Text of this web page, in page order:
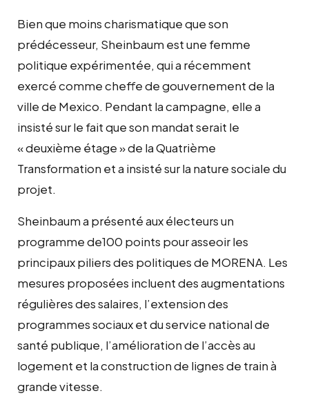
Bien que moins charismatique que son
prédécesseur, Sheinbaum est une femme
politique expérimentée, qui a récemment
exercé comme cheffe de gouvernement de la
ville de Mexico. Pendant la campagne, elle a
insisté sur le fait que son mandat serait le
« deuxième étage » de la Quatrième
Transformation et a insisté sur la nature sociale du
projet.
Sheinbaum a présenté aux électeurs un
programme de100 points pour asseoir les
principaux piliers des politiques de MORENA. Les
mesures proposées incluent des augmentations
régulières des salaires, l’extension des
programmes sociaux et du service national de
santé publique, l’amélioration de l’accès au
logement et la construction de lignes de train à
grande vitesse.